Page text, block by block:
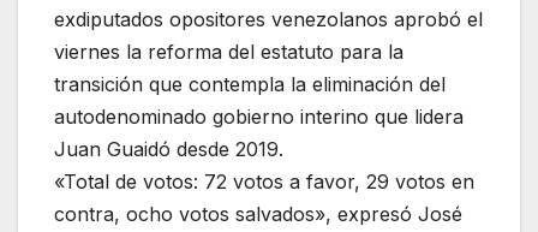
exdiputados opositores venezolanos aprobó el
viernes la reforma del estatuto para la
transición que contempla la eliminación del
autodenominado gobierno interino que lidera
Juan Guaidó desde 2019.
«Total de votos: 72 votos a favor, 29 votos en
contra, ocho votos salvados», expresó José